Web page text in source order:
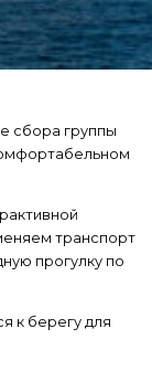
сбора группы
транспорт
прогулку по
к берегу для